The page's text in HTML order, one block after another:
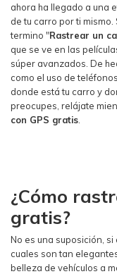
ahora ha llegado a una
de tu carro por ti
termino "Rastrear un
que se ve en las
súper avanzados. De
como el uso de
donde está tu carro y
preocupes, relájate
con GPS gratis
¿Cómo
gratis?
No es una suposición,
cuales son tan
belleza de vehículos a